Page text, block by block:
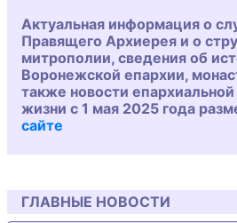
Актуальная информация о
Правящего Архиерея и о
митрополии, сведения об
Воронежской епархии,
также новости
жизни с 1 мая 2025 года
сайте
ГЛАВНЫЕ НОВОСТИ